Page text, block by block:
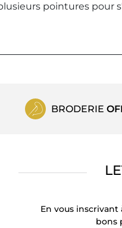
pointures pour
BRODERIE
En vous
bons